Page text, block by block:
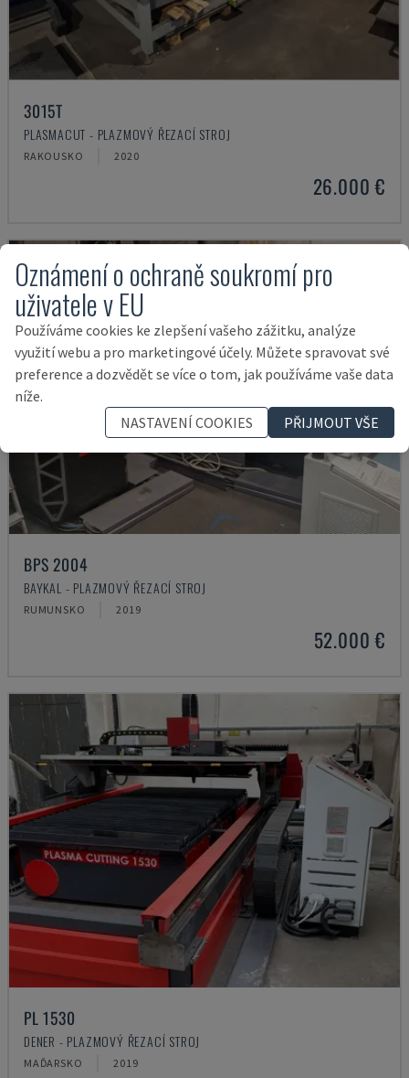
3015T
PLASMACUT - PLAZMOVÝ ŘEZACÍ STROJ
RAKOUSKO 2020
26.000 €
BPS 2004
BAYKAL - PLAZMOVÝ ŘEZACÍ STROJ
RUMUNSKO 2019
52.000 €
PL 1530
DENER - PLAZMOVÝ ŘEZACÍ STROJ
MAĎARSKO 2019
Oznámení o ochraně soukromí pro
uživatele v EU
Používáme cookies ke zlepšení vašeho zážitku, analýze
využití webu a pro marketingové účely. Můžete spravovat své
preference a dozvědět se více o tom, jak používáme vaše data
níže.
NASTAVENÍ COOKIES
PŘIJMOUT VŠE